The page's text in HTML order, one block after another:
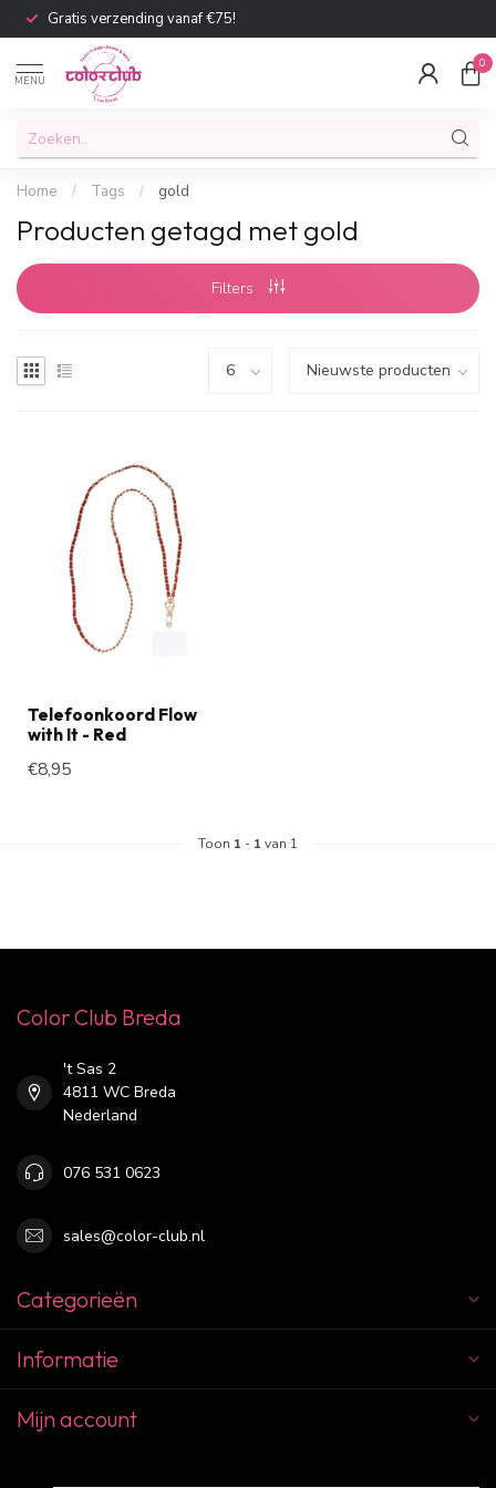
Gratis verzending vanaf €75!
MENU
0
Home / Tags / gold
Producten getagd met gold
Filters
Telefoonkoord Flow
with It - Red
€8,95
Toon 1 - 1 van 1
Color Club Breda
't Sas 2
4811 WC Breda
Nederland
076 531 0623
sales@color-club.nl
Categorieën
Informatie
Mijn account